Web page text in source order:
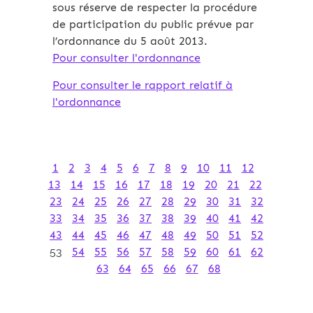
sous réserve de respecter la procédure
de participation du public prévue par
l’ordonnance du 5 août 2013.
Pour consulter l'ordonnance
Pour consulter le rapport relatif à
l'ordonnance
1 2 3 4 5 6 7 8 9 10 11
12
13
14 15 16 17 18 19 20 21
22
23
24 25 26 27 28 29 30 31
32
33
34 35 36 37 38 39 40 41
42
43
44 45 46 47 48 49 50 51
52
53
54 55 56 57 58 59 60 61
62
63
64 65 66 67 68